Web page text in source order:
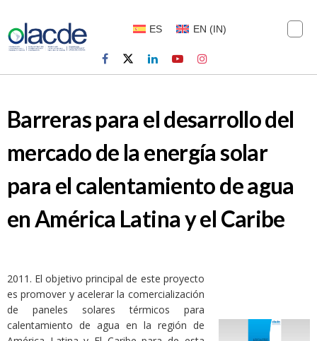
ES EN (IN)
Barreras para el desarrollo del
mercado de la energía solar
para el calentamiento de agua
en América Latina y el Caribe
2011. El objetivo principal de este proyecto
es promover y acelerar la comercialización
de paneles solares térmicos para
calentamiento de agua en la región de